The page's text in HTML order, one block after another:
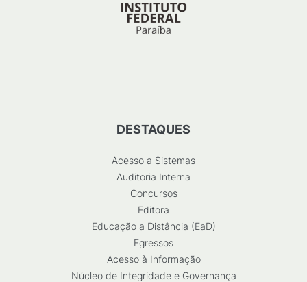
DESTAQUES
Acesso a Sistemas
Auditoria Interna
Concursos
Editora
Educação a Distância (EaD)
Egressos
Acesso à Informação
Núcleo de Integridade e Governança